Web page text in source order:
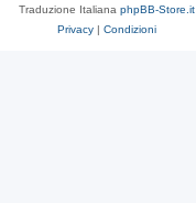
Traduzione Italiana phpBB-Store.it
Privacy | Condizioni